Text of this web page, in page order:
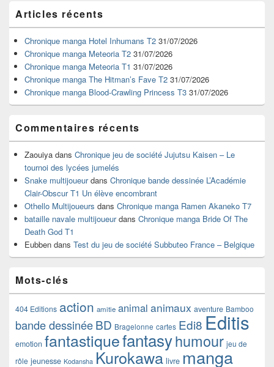
principale
de
widget
pour
barre
latérale
Articles récents
Chronique manga Hotel Inhumans T2 31/07/2026
Chronique manga Meteoria T2 31/07/2026
Chronique manga Meteoria T1 31/07/2026
Chronique manga The Hitman’s Fave T2 31/07/2026
Chronique manga Blood-Crawling Princess T3 31/07/2026
Commentaires récents
Zaouiya dans Chronique jeu de société Jujutsu Kaisen – Le
tournoi des lycées jumelés
Snake multijoueurdans Chronique bande dessinée L’Académie
Clair-Obscur T1 Un élève encombrant
Othello Multijoueurs dans Chronique manga Ramen Akaneko T7
bataille navale multijoueurdans Chronique manga Bride Of The
Death God T1
Eubben dans Test du jeu de société Subbuteo France – Belgique
Mots-clés
404 Editions action amitie animal animaux aventure Bamboo
bande dessinéeBD Bragelonne cartes Edi8 Editis
emotion fantastiquefantasyhumour jeu de
rôle jeunesse Kodansha Kurokawa livre manga